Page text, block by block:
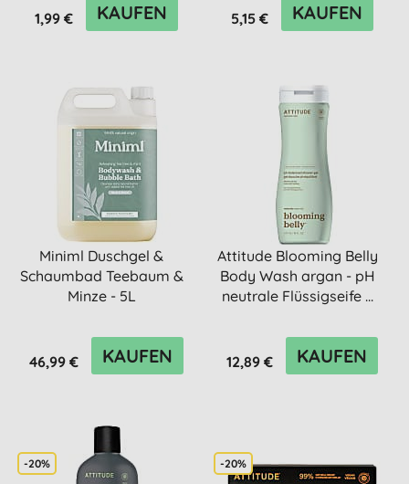
1,99 € KAUFEN 5,15 € KAUFEN
Miniml Duschgel &
Schaumbad Teebaum &
Minze - 5L
46,99 € KAUFEN
Attitude Blooming Belly
Body Wash argan - pH
neutrale Flüssigseife ...
12,89 € KAUFEN
-20% -20%